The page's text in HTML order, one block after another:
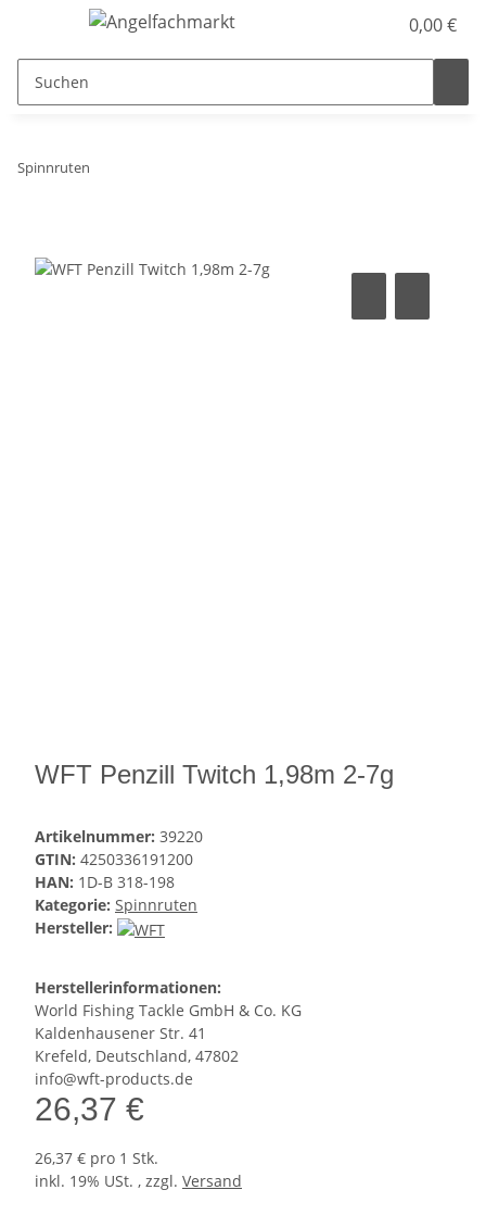
0,00 €
Spinnruten
WFT Penzill Twitch 1,98m 2-7g
Artikelnummer: 39220
GTIN: 4250336191200
HAN: 1D-B 318-198
Kategorie: Spinnruten
Hersteller:
Herstellerinformationen:
World Fishing Tackle GmbH & Co. KG
Kaldenhausener Str. 41
Krefeld, Deutschland, 47802
info@wft-products.de
26,37 €
26,37 € pro 1 Stk.
inkl. 19% USt. , zzgl. Versand